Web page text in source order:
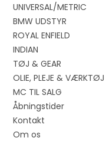
UNIVERSAL/METRIC
BMW UDSTYR
ROYAL ENFIELD
INDIAN
TØJ & GEAR
OLIE, PLEJE & VÆRKTØJ
MC TIL SALG
Åbningstider
Kontakt
Om os